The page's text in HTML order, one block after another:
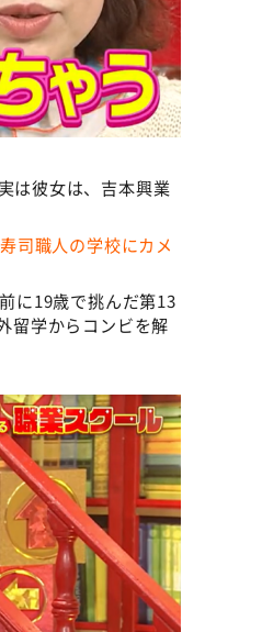
は彼女は、吉本興業
司職人の学校にカメ
に19歳で挑んだ第13
留学からコンビを解